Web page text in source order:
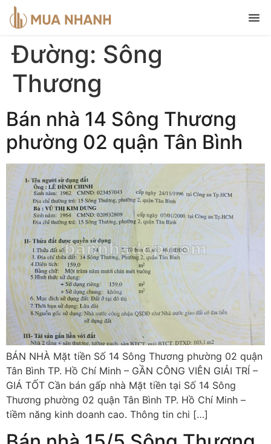
Đường: Sông
Thương
Bán nhà 14 Sông Thương
phường 02 quận Tân Bình
BÁN NHÀ Mặt tiền Số 14 Sông Thương phường 02 quận
Tân Bình TP. Hồ Chí Minh – GẦN CÔNG VIÊN GIẢI TRÍ –
GIÁ TỐT Cần bán gấp nhà Mặt tiền tại Số 14 Sông
Thương phường 02 quận Tân Bình TP. Hồ Chí Minh –
tiềm năng kinh doanh cao. Thông tin chi […]